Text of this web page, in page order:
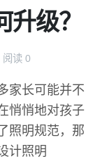
级？
阅读 0
家长可能并不
悄悄地对孩子
照明规范，那
计照明